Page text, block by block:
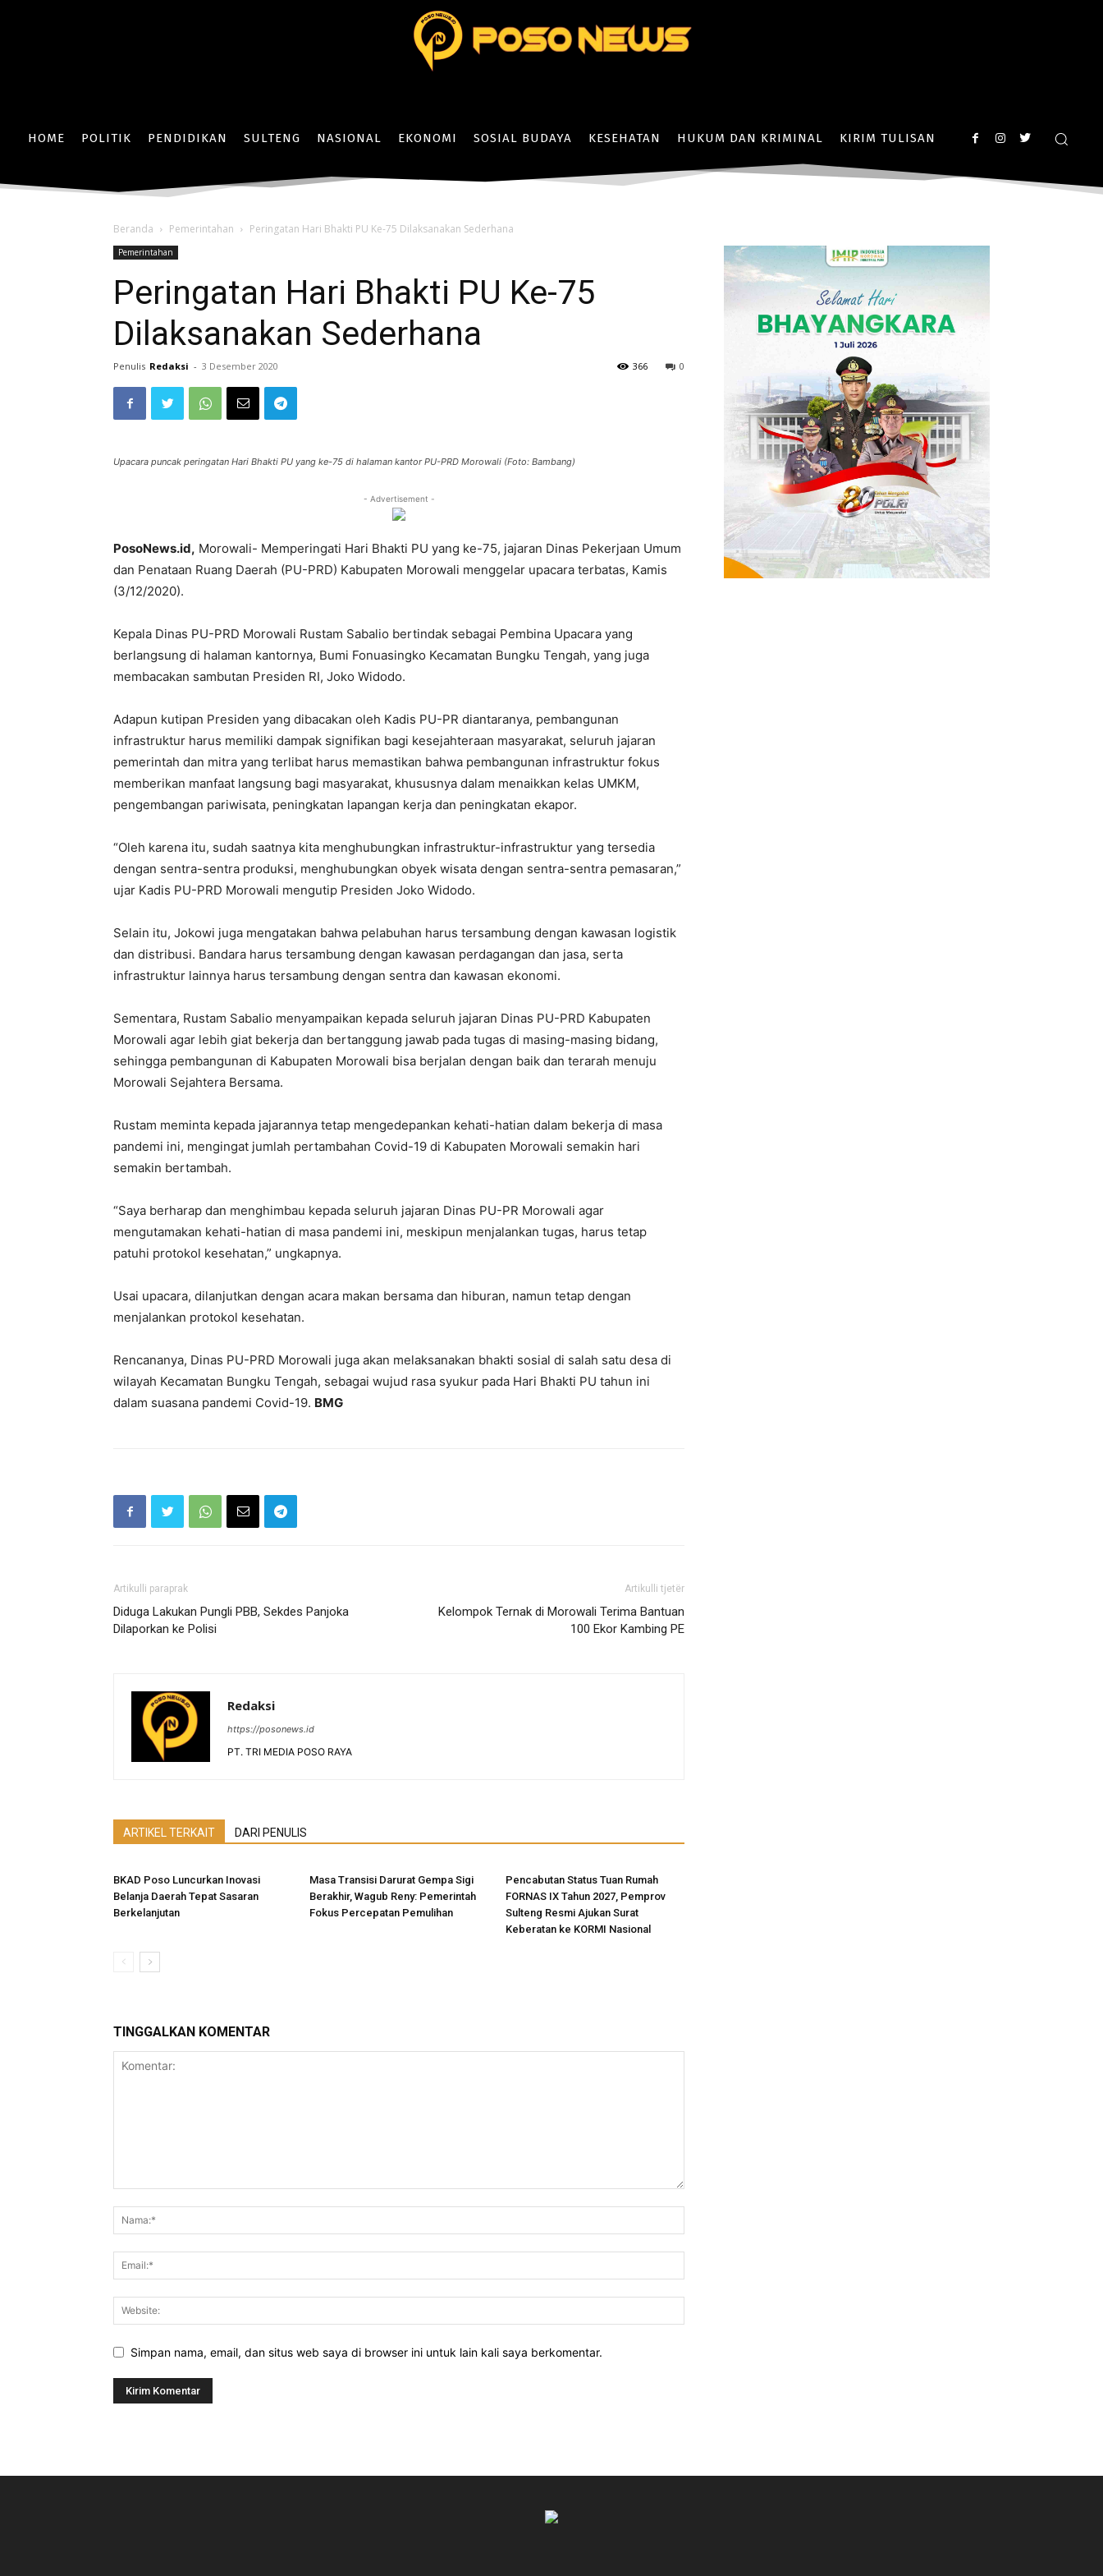
HOME POLITIK PENDIDIKAN SULTENG NASIONAL EKONOMI SOSIAL BUDAYA KESEHATAN HUKUM DAN KRIMINAL KIRIM TULISAN
Beranda Pemerintahan Peringatan Hari Bhakti PU Ke-75 Dilaksanakan Sederhana
Pemerintahan
Peringatan Hari Bhakti PU Ke-75
Dilaksanakan Sederhana
Penulis Redaksi - 3 Desember 2020 0
366
Upacara puncak peringatan Hari Bhakti PU yang ke-75 di halaman kantor PU-PRD Morowali (Foto: Bambang)
- Advertisement -
PosoNews.id, Morowali- Memperingati Hari Bhakti PU yang ke-75, jajaran Dinas Pekerjaan Umum
dan Penataan Ruang Daerah (PU-PRD) Kabupaten Morowali menggelar upacara terbatas, Kamis
(3/12/2020).
Kepala Dinas PU-PRD Morowali Rustam Sabalio bertindak sebagai Pembina Upacara yang
berlangsung di halaman kantornya, Bumi Fonuasingko Kecamatan Bungku Tengah, yang juga
membacakan sambutan Presiden RI, Joko Widodo.
Adapun kutipan Presiden yang dibacakan oleh Kadis PU-PR diantaranya, pembangunan
infrastruktur harus memiliki dampak signifikan bagi kesejahteraan masyarakat, seluruh jajaran
pemerintah dan mitra yang terlibat harus memastikan bahwa pembangunan infrastruktur fokus
memberikan manfaat langsung bagi masyarakat, khususnya dalam menaikkan kelas UMKM,
pengembangan pariwisata, peningkatan lapangan kerja dan peningkatan ekapor.
“Oleh karena itu, sudah saatnya kita menghubungkan infrastruktur-infrastruktur yang tersedia
dengan sentra-sentra produksi, menghubungkan obyek wisata dengan sentra-sentra pemasaran,”
ujar Kadis PU-PRD Morowali mengutip Presiden Joko Widodo.
Selain itu, Jokowi juga mengatakan bahwa pelabuhan harus tersambung dengan kawasan logistik
dan distribusi. Bandara harus tersambung dengan kawasan perdagangan dan jasa, serta
infrastruktur lainnya harus tersambung dengan sentra dan kawasan ekonomi.
Sementara, Rustam Sabalio menyampaikan kepada seluruh jajaran Dinas PU-PRD Kabupaten
Morowali agar lebih giat bekerja dan bertanggung jawab pada tugas di masing-masing bidang,
sehingga pembangunan di Kabupaten Morowali bisa berjalan dengan baik dan terarah menuju
Morowali Sejahtera Bersama.
Rustam meminta kepada jajarannya tetap mengedepankan kehati-hatian dalam bekerja di masa
pandemi ini, mengingat jumlah pertambahan Covid-19 di Kabupaten Morowali semakin hari
semakin bertambah.
“Saya berharap dan menghimbau kepada seluruh jajaran Dinas PU-PR Morowali agar
mengutamakan kehati-hatian di masa pandemi ini, meskipun menjalankan tugas, harus tetap
patuhi protokol kesehatan,” ungkapnya.
Usai upacara, dilanjutkan dengan acara makan bersama dan hiburan, namun tetap dengan
menjalankan protokol kesehatan.
Rencananya, Dinas PU-PRD Morowali juga akan melaksanakan bhakti sosial di salah satu desa di
wilayah Kecamatan Bungku Tengah, sebagai wujud rasa syukur pada Hari Bhakti PU tahun ini
dalam suasana pandemi Covid-19. BMG
Artikulli paraprak
Diduga Lakukan Pungli PBB, Sekdes Panjoka
Dilaporkan ke Polisi
Artikulli tjetër
Kelompok Ternak di Morowali Terima Bantuan
100 Ekor Kambing PE
Redaksi
https://posonews.id
PT. TRI MEDIA POSO RAYA
ARTIKEL TERKAIT DARI PENULIS
BKAD Poso Luncurkan Inovasi
Belanja Daerah Tepat Sasaran
Berkelanjutan
Masa Transisi Darurat Gempa Sigi
Berakhir, Wagub Reny: Pemerintah
Fokus Percepatan Pemulihan
Pencabutan Status Tuan Rumah
FORNAS IX Tahun 2027, Pemprov
Sulteng Resmi Ajukan Surat
Keberatan ke KORMI Nasional
TINGGALKAN KOMENTAR
Simpan nama, email, dan situs web saya di browser ini untuk lain kali saya berkomentar.